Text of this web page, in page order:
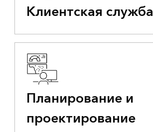
Клиентская служба
Планирование и
проектирование